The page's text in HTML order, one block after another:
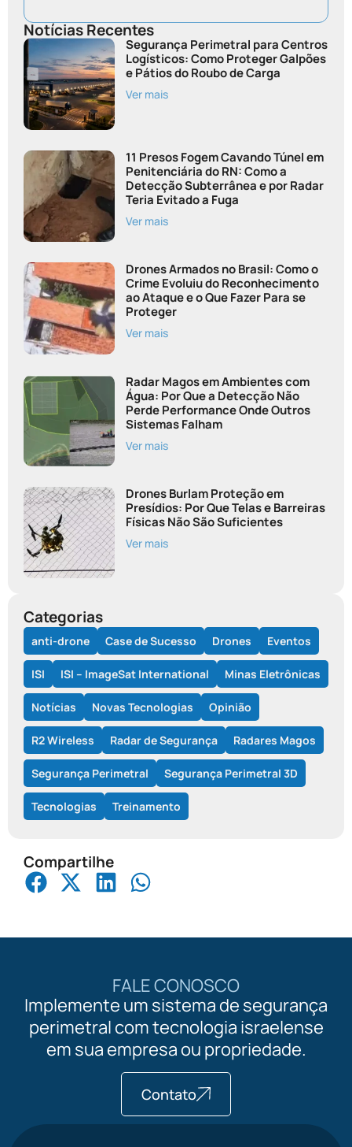
Notícias Recentes
Segurança Perimetral para Centros
Logísticos: Como Proteger Galpões
e Pátios do Roubo de Carga
Ver mais
11 Presos Fogem Cavando Túnel em
Penitenciária do RN: Como a
Detecção Subterrânea e por Radar
Teria Evitado a Fuga
Ver mais
Drones Armados no Brasil: Como o
Crime Evoluiu do Reconhecimento
ao Ataque e o Que Fazer Para se
Proteger
Ver mais
Radar Magos em Ambientes com
Água: Por Que a Detecção Não
Perde Performance Onde Outros
Sistemas Falham
Ver mais
Drones Burlam Proteção em
Presídios: Por Que Telas e Barreiras
Físicas Não São Suficientes
Ver mais
Categorias
anti-drone Case de Sucesso Drones Eventos
ISI ISI – ImageSat International Minas Eletrônicas
Notícias Novas Tecnologias Opinião
R2 Wireless Radar de Segurança Radares Magos
Segurança Perimetral Segurança Perimetral 3D
Tecnologias Treinamento
Compartilhe
FALE CONOSCO
Implemente um sistema de segurança
perimetral com tecnologia israelense
em sua empresa ou propriedade.
Contato